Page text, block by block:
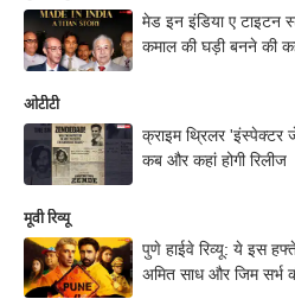
मेड इन इंडिया ए टाइटन
कमाल की घड़ी बनने की
ओटीटी
क्राइम थ्रिलर
कब और कहां होगी रिलीज
मूवी रिव्यू
पुणे हाईवे रिव्यू: ये इस
अमित साध और जिम सर्भ